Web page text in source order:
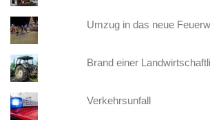
Umzug in das neue
Brand einer
Verkehrsunfall